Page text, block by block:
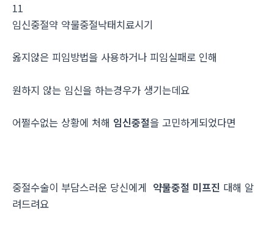
11
임신중절약 약물중절낙태치료시기
옳지않은 피임방법을 사용하거나 피임실패로 인해
원하지 않는 임신을 하는경우가 생기는데요
어쩔수없는 상황에 처해 임신중절을 고민하게되었다면
중절수술이 부담스러운 당신에게 약물중절 미프진 대해 알
려드려요